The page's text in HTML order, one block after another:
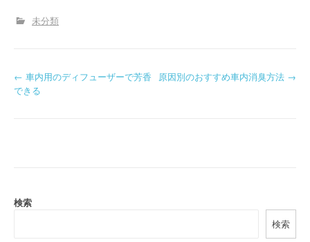
未分類
P
a
← 車内用のディフューザーで芳香
できる
原因別のおすすめ車内消臭方法 →
検索
検索